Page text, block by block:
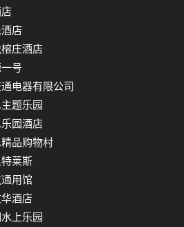
店
庄酒店
号
电器有限公司
题乐园
园酒店
品购物村
莱斯
用馆
酒店
上乐园